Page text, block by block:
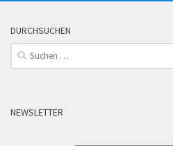
DURCHSUCHEN
Suchen
nach:
NEWSLETTER